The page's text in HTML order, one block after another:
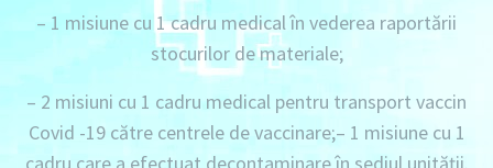
– 1 misiune cu 1 cadru medical în vederea raportării
stocurilor de materiale;
– 2 misiuni cu 1 cadru medical pentru transport vaccin
Covid -19 către centrele de vaccinare;– 1 misiunecu 1